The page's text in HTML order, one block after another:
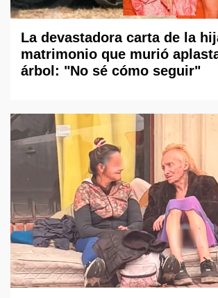
La devastadora carta de la
matrimonio que murió
árbol: "No sé cómo seguir"